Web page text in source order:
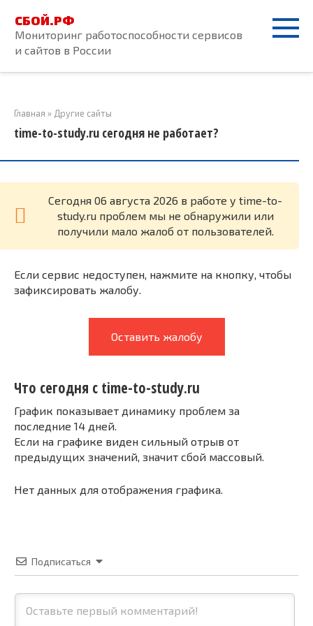
контенту
СБОЙ.РФ
Мониторинг работоспособности сервисов
и сайтов в России
Главная » Другие сайты
time-to-study.ru сегодня не работает?
Cегодня 06 августа 2026 в работе у time-to-
study.ru проблем мы не обнаружили или
получили мало жалоб от пользователей.
Если сервис недоступен, нажмите на кнопку, чтобы
зафиксировать жалобу.
Оставить жалобу
Что сегодня с time-to-study.ru
График показывает динамику проблем за
последние 14 дней.
Если на графике виден сильный отрыв от
предыдущих значений, значит сбой массовый.
Нет данных для отображения графика.
Подписаться